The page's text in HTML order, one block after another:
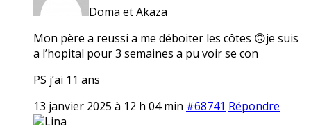
Doma et Akaza
Mon père a reussi a me déboiter les côtes 🙃je suis
a l’hopital pour 3 semaines a pu voir se con
PS j’ai 11 ans
13 janvier 2025 à 12 h 04 min #68741 Répondre
Lina